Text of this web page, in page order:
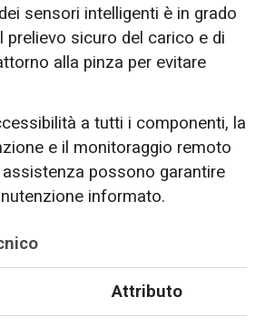
sensori intelligenti è in grado
prelievo sicuro del carico e di
alla pinza per evitare
a tutti i componenti, la
e il monitoraggio remoto
possono garantire
informato.
Attributo